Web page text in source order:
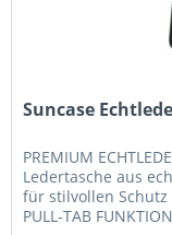
Suncase
PREMIUM
Ledertasche aus
für stilvollen Schutz
PULL-TAB